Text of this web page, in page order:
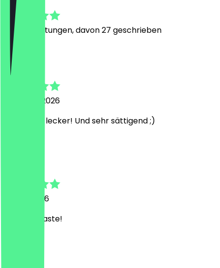
288
Bewertungen, davon 27 geschrieben
Steven
4. August 2026
Unfassbar lecker! Und sehr sättigend ;)
22. Juli 2026
Amazing taste!